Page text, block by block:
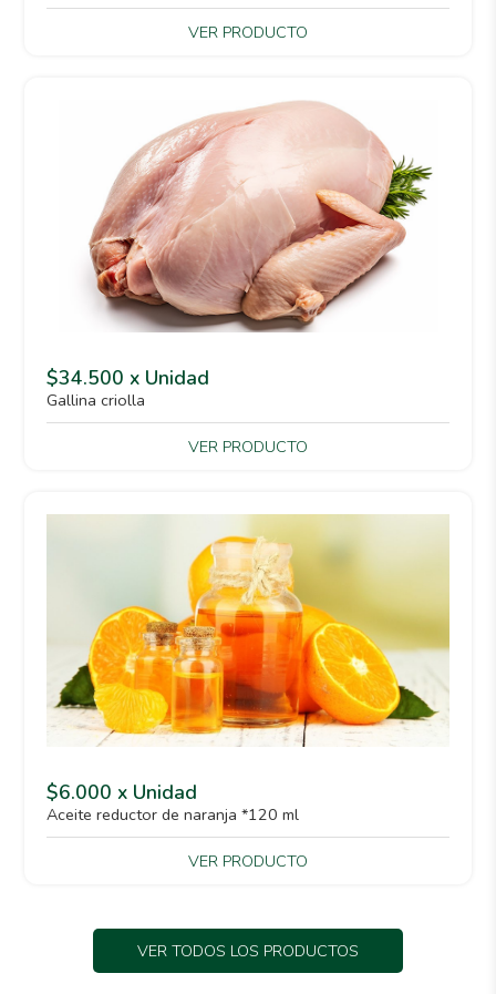
VER PRODUCTO
$34.500 x Unidad
Gallina criolla
VER PRODUCTO
$6.000 x Unidad
Aceite reductor de naranja *120 ml
VER PRODUCTO
VER TODOS LOS PRODUCTOS